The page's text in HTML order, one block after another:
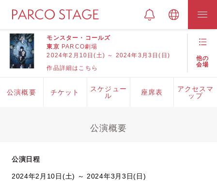
モンスター・コールズ
東京 PARCO劇場
2024年2月10日(土) ～ 2024年3月3日(日)
作品詳細はこちら
他の
会場
公演概要 チケット
スケジュー
ル
座席表
アクセスマ
ップ
公演概要
公演日程
2024年2月10日(土) ～ 2024年3月3日(日)